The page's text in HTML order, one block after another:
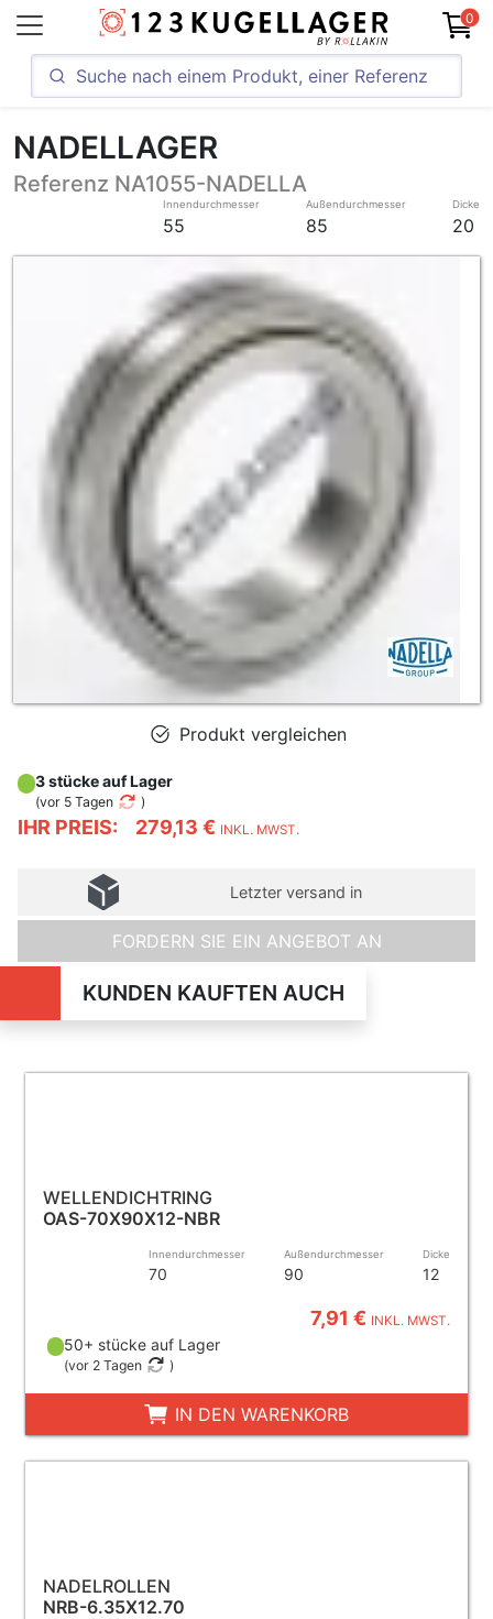
0
NADELLAGER
Referenz NA1055-NADELLA
Innendurchmesser
55
Außendurchmesser
85
Dicke
20
Produkt vergleichen
IHR PREIS: 279,13 € INKL. MWST.
3 stücke auf Lager
(vor 5 Tagen )
Letzter versand in
FORDERN SIE EIN ANGEBOT AN
KUNDEN KAUFTEN AUCH
WELLENDICHTRING
OAS-70X90X12-NBR
Innendurchmesser
70
Außendurchmesser
90
Dicke
12
7,91 € INKL. MWST.
50+ stücke auf Lager
(vor 2 Tagen )
IN DEN WARENKORB
NADELROLLEN
NRB-6.35X12.70